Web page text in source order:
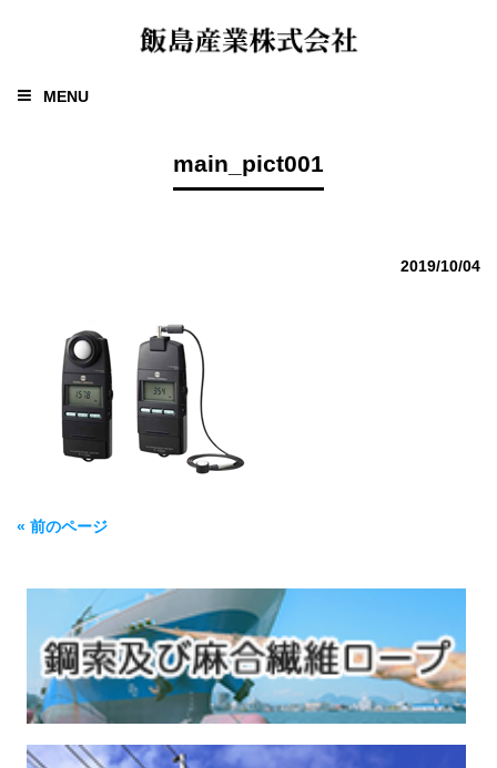
MENU
main_pict001
2019/10/04
« 前のページ